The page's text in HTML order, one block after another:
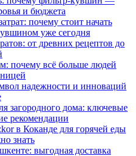
и бюджета
почему стоит начать
уже сегодня
от древних рецептов до
почему всё больше людей
надежности и инноваций
загородного дома: ключевые
рекомендации
в Коканде для горячей еды
знать
выгодная доставка